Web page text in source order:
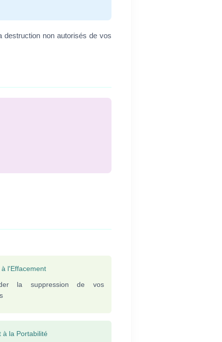
non autorisés de vos
l'Effacement
la suppression de vos
à la Portabilité